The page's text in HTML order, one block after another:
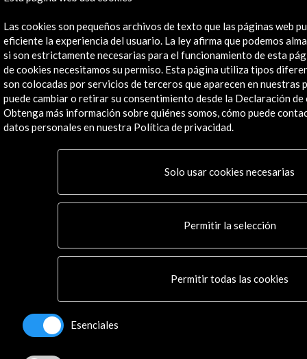
Mapa Web
Boletín digital
Logo y crédito a AC/E
Conecta
X (Twitter)
Instagram
Spotify
© Acción Cultural Española (AC/E) /Política de
Las cookies son pequeños archivos de texto que las páginas web
eficiente la experiencia del usuario. La ley afirma que podemos
si son estrictamente necesarias para el funcionamiento de esta
de cookies necesitamos su permiso. Esta página utiliza tipos
son colocadas por servicios de terceros que aparecen en nuestras
puede cambiar o retirar su consentimiento desde la Declaración
Obtenga más información sobre quiénes somos, cómo puede
datos personales en nuestra Política de privacidad.
Solo usar cookies necesarias
Permitir la selección
Permitir todas las cookies
Esenciales